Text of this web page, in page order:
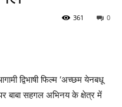
0
361
द्विभाषी फिल्म ‘अच्छम येनबधू
बाबा सहगल अभिनय के क्षेत्र में